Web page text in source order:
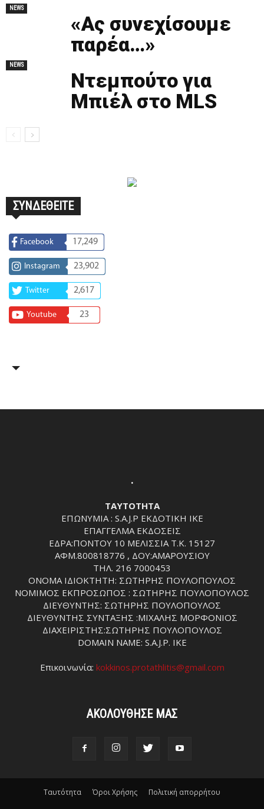
NEWS
«Ας συνεχίσουμε
παρέα…»
NEWS
Ντεμπούτο για
Μπιέλ στο MLS
ΣΥΝΔΕΘΕΙΤΕ
Facebook 17,249
Instagram 23,902
Twitter 2,617
Youtube 23
.
ΤΑΥΤΟΤΗΤΑ
ΕΠΩΝΥΜΙΑ : S.A.J.P ΕΚΔΟΤΙΚΗ ΙΚΕ
ΕΠΑΓΓΕΛΜΑ ΕΚΔΟΣΕΙΣ
ΕΔΡΑ:ΠΟΝΤΟΥ 10 ΜΕΛΙΣΣΙΑ Τ.Κ. 15127
ΑΦΜ.800818776 , ΔΟΥ:ΑΜΑΡΟΥΣΙΟΥ
ΤΗΛ. 216 7000453
ΟΝΟΜΑ ΙΔΙΟΚΤΗΤΗ: ΣΩΤΗΡΗΣ ΠΟΥΛΟΠΟΥΛΟΣ
ΝΟΜΙΜΟΣ ΕΚΠΡΟΣΩΠΟΣ : ΣΩΤΗΡΗΣ ΠΟΥΛΟΠΟΥΛΟΣ
ΔΙΕΥΘΥΝΤΗΣ: ΣΩΤΗΡΗΣ ΠΟΥΛΟΠΟΥΛΟΣ
ΔΙΕΥΘΥΝΤΗΣ ΣΥΝΤΑΞΗΣ :ΜΙΧΑΛΗΣ ΜΟΡΦΟΝΙΟΣ
ΔΙΑΧΕΙΡΙΣΤΗΣ:ΣΩΤΗΡΗΣ ΠΟΥΛΟΠΟΥΛΟΣ
DOMAIN NAME: S.A.J.P. IKE
Επικοινωνία: kokkinos.protathlitis@gmail.com
ΑΚΟΛΟΥΘΗΣΕ ΜΑΣ
Ταυτότητα Όροι Χρήσης Πολιτική απορρήτου